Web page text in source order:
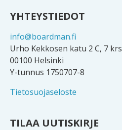
YHTEYSTIEDOT
info@boardman.fi
Urho Kekkosen katu 2 C, 7 krs
00100 Helsinki
Y-tunnus 1750707-8
Tietosuojaseloste
TILAA UUTISKIRJE